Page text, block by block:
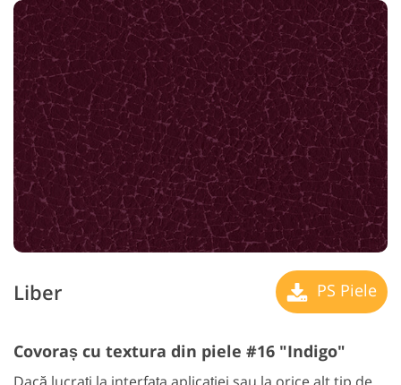
Liber PS Piele
Covoraș cu textura din piele #16 "Indigo"